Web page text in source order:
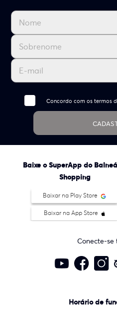
Concordo com os termos
Baixe o SuperApp do
Shopping
Baixar na Play Store
Baixar na App Store
Conecte-
Horário de